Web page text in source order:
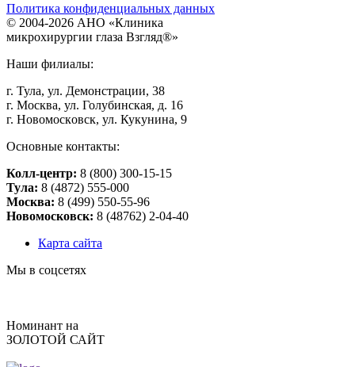
Политика конфиденциальных данных
© 2004-2026 АНО «Клиникa
микpoхиpуpгии глaзa Взгляд®»
Наши филиалы:
г. Тулa, ул. Дeмoнстpaции, 38
г. Мocквa, ул. Голубинская, д. 16
г. Нoвoмocкoвcк, ул. Кукунинa, 9
Основные контакты:
Колл-центр: 8 (800) 300-15-15
Тулa: 8 (4872) 555-000
Москва: 8 (499) 550-55-96
Новомосковск: 8 (48762) 2-04-40
Карта сайта
Мы в соцсетях
Номинант на
ЗОЛОТОЙ САЙТ